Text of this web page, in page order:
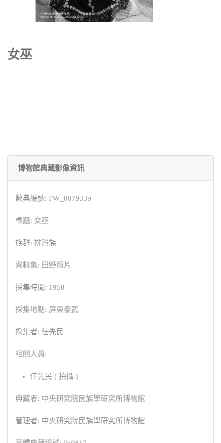
女巫
博物館典藏影像資訊
數典編號: FW_0079339
標題: 女巫
族群: 排灣族
資料集: 田野照片
採集時間: 1958
採集地點: 屏東泰武
採集者: 任先民
相關人員:
任先民 ( 拍攝 )
典藏者: 中央研究院民族學研究所博物館
管理者: 中央研究院民族學研究所博物館